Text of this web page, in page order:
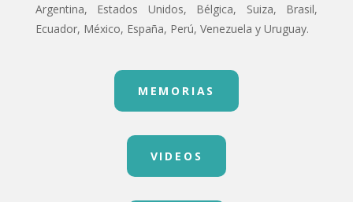
Argentina, Estados Unidos, Bélgica, Suiza, Brasil,
Ecuador, México, España, Perú, Venezuela y Uruguay.
MEMORIAS
VIDEOS